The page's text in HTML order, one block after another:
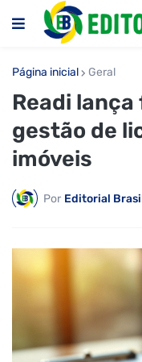
Página inicial Geral
Readi
gestão de
imóveis
Por Editorial